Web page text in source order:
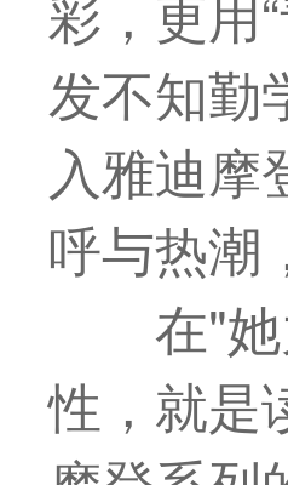
发不知勤
入雅迪摩
呼与热潮
在"
性，就是